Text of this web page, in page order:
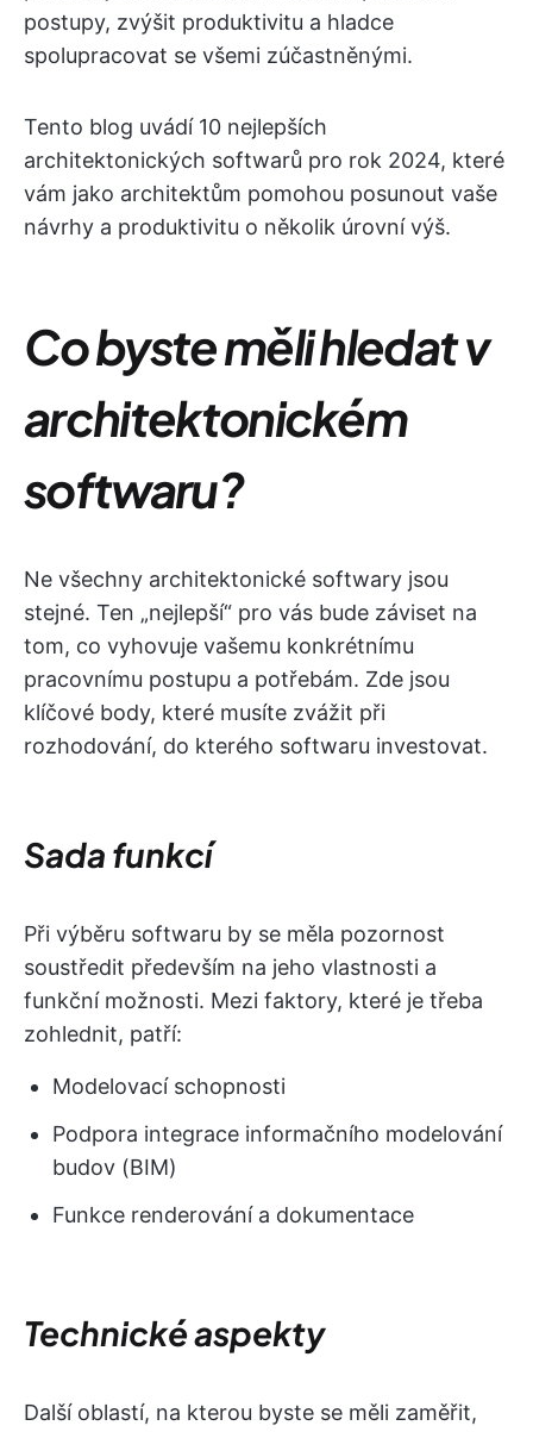
postupy, zvýšit produktivitu a hladce
spolupracovat se všemi zúčastněnými.
Tento blog uvádí 10 nejlepších
architektonických softwarů pro rok 2024, které
vám jako architektům pomohou posunout vaše
návrhy a produktivitu o několik úrovní výš.
Co byste měli hledat v
architektonickém
softwaru?
Ne všechny architektonické softwary jsou
stejné. Ten „nejlepší“ pro vás bude záviset na
tom, co vyhovuje vašemu konkrétnímu
pracovnímu postupu a potřebám. Zde jsou
klíčové body, které musíte zvážit při
rozhodování, do kterého softwaru investovat.
Sada funkcí
Při výběru softwaru by se měla pozornost
soustředit především na jeho vlastnosti a
funkční možnosti. Mezi faktory, které je třeba
zohlednit, patří:
Modelovací schopnosti
Podpora integrace informačního modelování
budov (BIM)
Funkce renderování a dokumentace
Technické aspekty
Další oblastí, na kterou byste se měli zaměřit,